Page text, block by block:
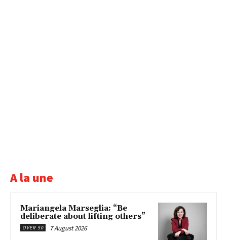
A la une
Mariangela Marseglia: “Be
deliberate about lifting others”
OVER 50 7 August 2026